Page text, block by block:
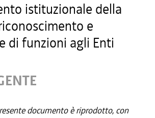
istituzionale della
e
di funzioni agli Enti
documento è riprodotto, con